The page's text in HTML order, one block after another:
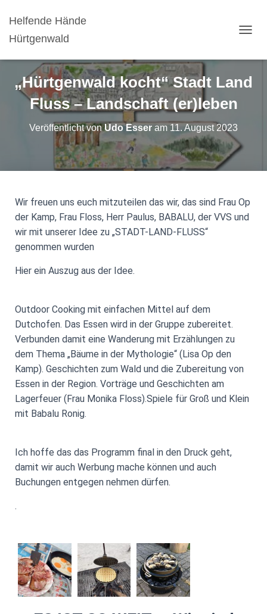
Helfende Hände
Hürtgenwald
V
G
A
L
„Hürtgenwald kocht“ Stadt Land
Fluss – Landschaft (er)leben
Veröffentlicht vonUdo Esser am 11. August 2023
Wir freuen uns euch mitzuteilen das wir, das sind Frau Op
der Kamp, Frau Floss, Herr Paulus, BABALU, der VVS und
wir mit unserer Idee zu „STADT-LAND-FLUSS“
genommen wurden
Hier ein Auszug aus der Idee.
Outdoor Cooking mit einfachen Mittel auf dem
Dutchofen. Das Essen wird in der Gruppe zubereitet.
Verbunden damit eine Wanderung mit Erzählungen zu
dem Thema „Bäume in der Mythologie“ (Lisa Op den
Kamp). Geschichten zum Wald und die Zubereitung von
Essen in der Region. Vorträge und Geschichten am
Lagerfeuer (Frau Monika Floss).Spiele für Groß und Klein
mit Babalu Ronig.
Ich hoffe das das Programm final in den Druck geht,
damit wir auch Werbung mache können und auch
Buchungen entgegen nehmen dürfen.
.